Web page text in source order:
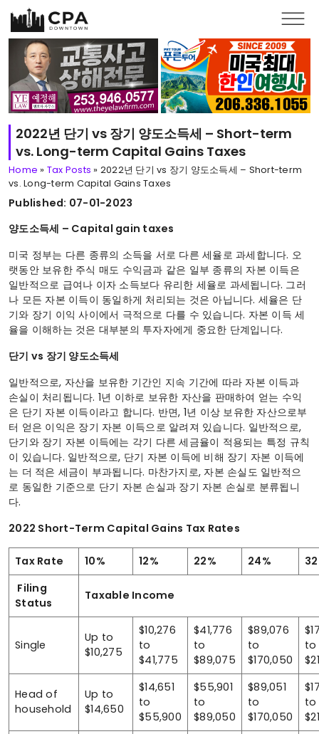
Skip to main content
2022년 단기 vs 장기 양도소득세 – Short-term
vs. Long-term Capital Gains Taxes
Home » Tax Posts » 2022년 단기 vs 장기 양도소득세 – Short-term
vs. Long-term Capital Gains Taxes
Published: 07-01-2023
양도소득세 – Capital gain taxes
미국 정부는 다른 종류의 소득을 서로 다른 세율로 과세합니다. 오
랫동안 보유한 주식 매도 수익금과 같은 일부 종류의 자본 이득은
일반적으로 급여나 이자 소득보다 유리한 세율로 과세됩니다. 그러
나 모든 자본 이득이 동일하게 처리되는 것은 아닙니다. 세율은 단
기와 장기 이익 사이에서 극적으로 다를 수 있습니다. 자본 이득 세
율을 이해하는 것은 대부분의 투자자에게 중요한 단계입니다.
단기 vs 장기 양도소득세
일반적으로, 자산을 보유한 기간인 지속 기간에 따라 자본 이득과
손실이 처리됩니다. 1년 이하로 보유한 자산을 판매하여 얻는 수익
은 단기 자본 이득이라고 합니다. 반면, 1년 이상 보유한 자산으로부
터 얻은 이익은 장기 자본 이득으로 알려져 있습니다. 일반적으로,
단기와 장기 자본 이득에는 각기 다른 세금율이 적용되는 특정 규칙
이 있습니다. 일반적으로, 단기 자본 이득에 비해 장기 자본 이득에
는 더 적은 세금이 부과됩니다. 마찬가지로, 자본 손실도 일반적으
로 동일한 기준으로 단기 자본 손실과 장기 자본 손실로 분류됩니
다.
2022 Short-Term Capital Gains Tax Rates
Tax Rate 10% 12% 22% 24%
Filing
Status
Taxable Income
Single
Up to
$10,275
$10,276
to
$41,775
$41,776
to
$89,075
$89,076
to
$170,050
to
Head of
household
Up to
$14,650
$14,651
to
$55,900
$55,901
to
$89,050
$89,051
to
$170,050
to